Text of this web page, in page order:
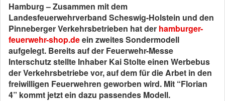
Hamburg – Zusammen mit dem
Landesfeuerwehrverband Scheswig-Holstein und den
Pinneberger Verkehrsbetrieben hat der hamburger-
feuerwehr-shop.deein zweites Sondermodell
aufgelegt. Bereits auf der Feuerwehr-Messe
Interschutz stellte Inhaber Kai Stolte einen Werbebus
der Verkehrsbetriebe vor, auf dem für die Arbet in den
freiwilligen Feuerwehren geworben wird. Mit “Florian
4” kommt jetzt ein dazu passendes Modell.